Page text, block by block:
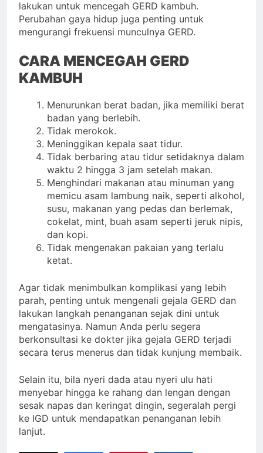
lakukan untuk mencegah GERD kambuh.
Perubahan gaya hidup juga penting untuk
mengurangi frekuensi munculnya GERD.
CARA MENCEGAH GERD
KAMBUH
Menurunkan berat badan, jika memiliki berat
badan yang berlebih.
Tidak merokok.
Meninggikan kepala saat tidur.
Tidak berbaring atau tidur setidaknya dalam
waktu 2 hingga 3 jam setelah makan.
Menghindari makanan atau minuman yang
memicu asam lambung naik, seperti alkohol,
susu, makanan yang pedas dan berlemak,
cokelat, mint, buah asam seperti jeruk nipis,
dan kopi.
Tidak mengenakan pakaian yang terlalu
ketat.
Agar tidak menimbulkan komplikasi yang lebih
parah, penting untuk mengenali gejala GERD dan
lakukan langkah penanganan sejak dini untuk
mengatasinya. Namun Anda perlu segera
berkonsultasi ke dokter jika gejala GERD terjadi
secara terus menerus dan tidak kunjung membaik.
Selain itu, bila nyeri dada atau nyeri ulu hati
menyebar hingga ke rahang dan lengan dengan
sesak napas dan keringat dingin, segeralah pergi
ke IGD untuk mendapatkan penanganan lebih
lanjut.